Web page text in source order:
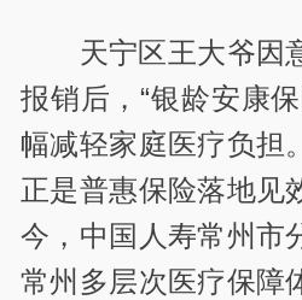
天宁区王大爷因
报销后，“银龄安康
幅减轻家庭医疗负担
正是普惠保险落地见
今，中国人寿常州市
常州多层次医疗保障